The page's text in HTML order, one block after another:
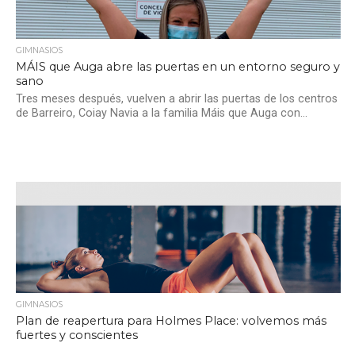
GIMNASIOS
MÁIS que Auga abre las puertas en un entorno seguro y
sano
Tres meses después, vuelven a abrir las puertas de los centros
de Barreiro, Coiay Navia a la familia Máis que Auga con...
GIMNASIOS
Plan de reapertura para Holmes Place: volvemos más
fuertes y conscientes